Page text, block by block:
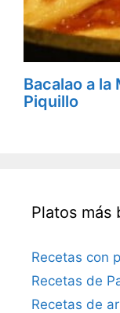
Bacalao a
Piquillo
Platos más
Recetas con
Recetas de
Recetas de